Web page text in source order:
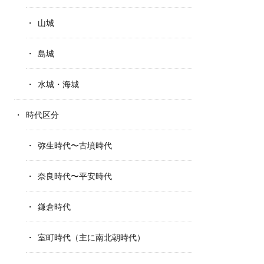
山城
島城
水城・海城
時代区分
弥生時代〜古墳時代
奈良時代〜平安時代
鎌倉時代
室町時代（主に南北朝時代）